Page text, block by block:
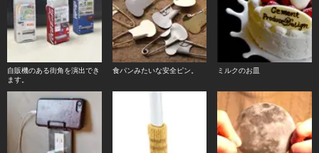
自販機のある街角を演出でき
ます。
食パンみたいな安全ピン。 ミルクのお皿